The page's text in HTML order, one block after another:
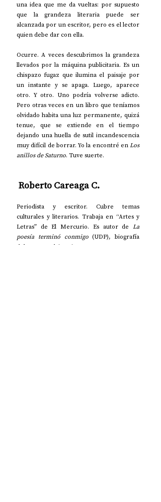
una idea que me da vueltas: por supuesto
que la grandeza literaria puede ser
alcanzada por un escritor, pero es el lector
quien debe dar con ella.
Ocurre. A veces descubrimos la grandeza
llevados por la máquina publicitaria. Es un
chispazo fugaz que ilumina el paisaje por
un instante y se apaga. Luego, aparece
otro. Y otro. Uno podría volverse adicto.
Pero otras veces en un libro que teníamos
olvidado habita una luz permanente, quizá
tenue, que se extiende en el tiempo
dejando una huella de sutil incandescencia
muy difícil de borrar. Yo la encontré en Los
anillos de Saturno. Tuve suerte.
Roberto Careaga C.
Periodista y escritor. Cubre temas
culturales y literarios. Trabaja en “Artes y
Letras” de El Mercurio. Es autor de La
poesía terminó conmigo (UDP), biografía
del poeta Rodrigo Lira.